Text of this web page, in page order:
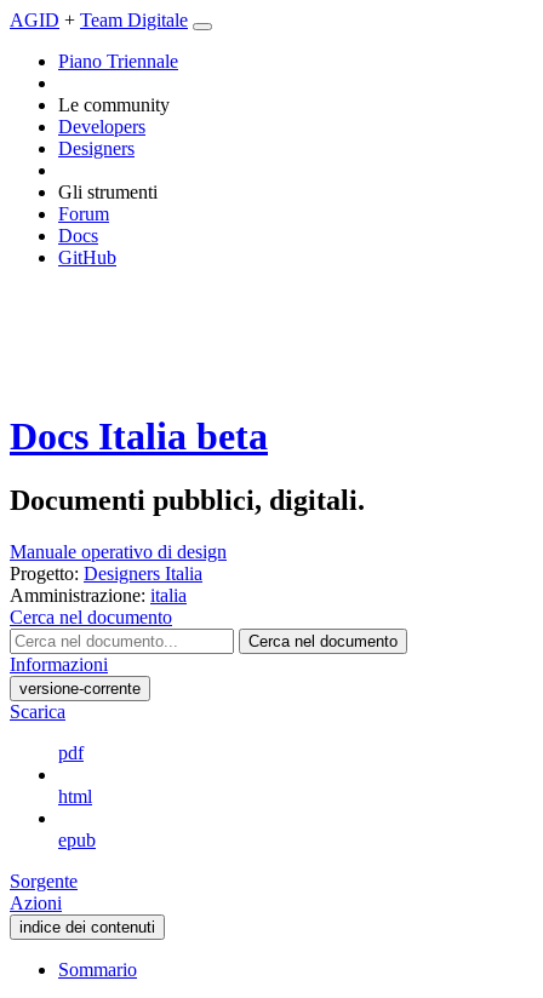
AGID + Team Digitale
Piano Triennale
Le community
Developers
Designers
Gli strumenti
Forum
Docs
GitHub
Docs Italia beta
Documenti pubblici, digitali.
Manuale operativo di design
Progetto: Designers Italia
Amministrazione: italia
Cerca nel documento
Cerca nel documento
Informazioni
versione-corrente
Scarica
pdf
html
epub
Sorgente
Azioni
indice dei contenuti
Sommario